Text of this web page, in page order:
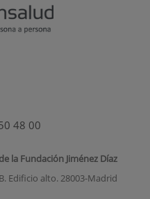
48 00
la Fundación Jiménez Díaz
Edificio alto. 28003-Madrid